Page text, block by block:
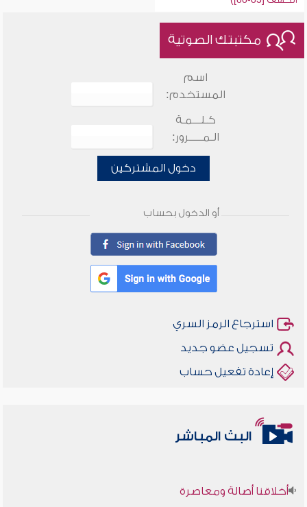
مكتبتك الصوتية
اسم
المستخدم:
كـلـــمـة
الـمـــــرور:
دخول المشتركين
أو الدخول بحساب
استرجاع الرمز السري
تسجيل عضو جديد
إعادة تفعيل حساب
البث المباشر
أخلاقنا أصالة ومعاصرة